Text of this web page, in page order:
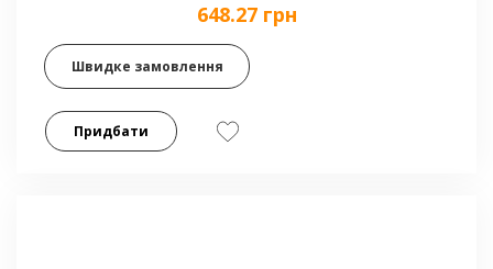
648.27 грн
Швидке замовлення
Придбати